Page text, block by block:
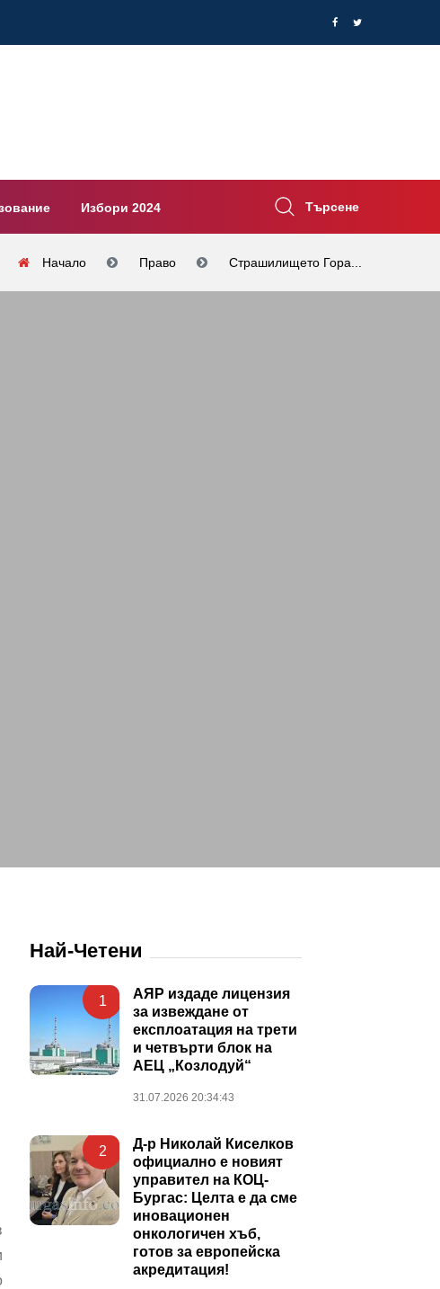
Избори 2024 Търсене
Начало Право Страшилището Гора...
Най-Четени
1
АЯР издаде лицензия
за извеждане от
експлоатация на трети
и четвърти блок на
АЕЦ „Козлодуй“
31.07.2026 20:34:43
2
Д-р Николай Киселков
официално е новият
управител на КОЦ-
Бургас: Целта е да сме
иновационен
онкологичен хъб,
готов за европейска
акредитация!